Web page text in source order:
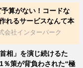
算がない！コードな
れるサービスなんて本
会社インターパーク
相」を演じ続けるた
％策が背負わされた“極